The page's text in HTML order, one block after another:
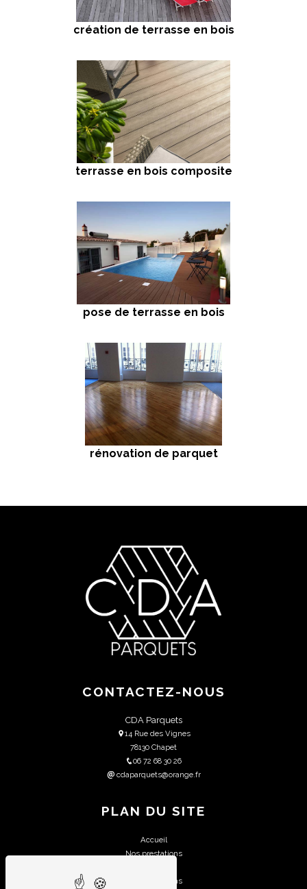
création de terrasse en bois
terrasse en bois composite
pose de terrasse en bois
rénovation de parquet
CONTACTEZ-NOUS
CDA Parquets
14 Rue des Vignes
78130 Chapet
06 72 68 30 26
cdaparquets@orange.fr
PLAN DU SITE
Accueil
Nos prestations
Nos réalisations